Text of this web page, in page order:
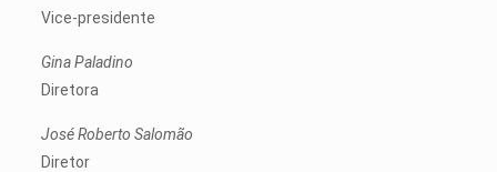
Vice-presidente
Gina Paladino
Diretora
José Roberto Salomão
Diretor